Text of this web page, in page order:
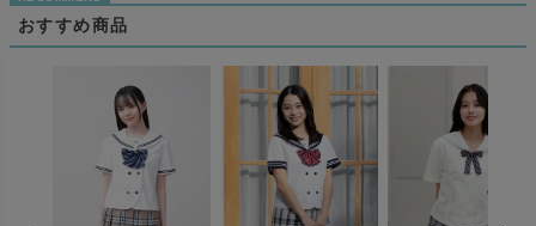
おすすめ商品